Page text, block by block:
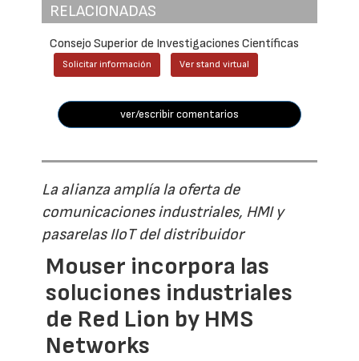
RELACIONADAS
Consejo Superior de Investigaciones Científicas
Solicitar información Ver stand virtual
ver/escribir comentarios
La alianza amplía la oferta de
comunicaciones industriales, HMI y
pasarelas IIoT del distribuidor
Mouser incorpora las
soluciones industriales
de Red Lion by HMS
Networks